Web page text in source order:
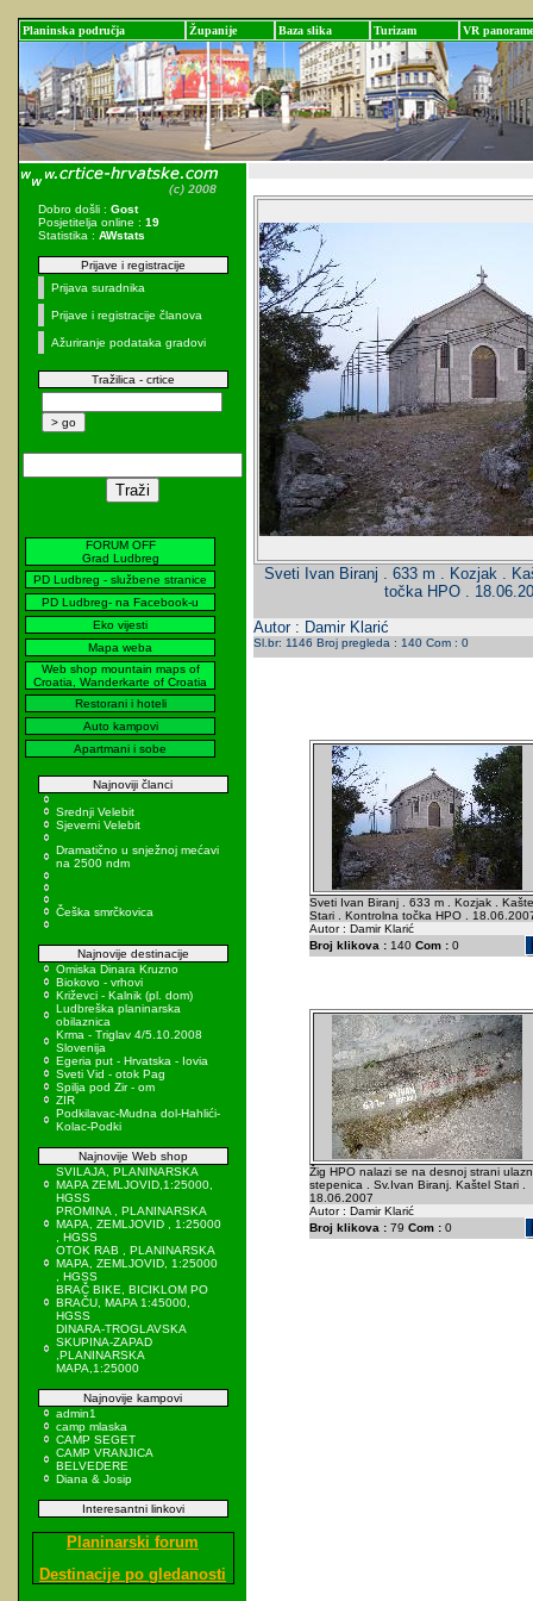
Planinska područja Županije Baza slika Turizam VR panorame
Dobro došli : Gost
Posjetitelja online : 19
Statistika : AWstats
Prijave i registracije
Prijava suradnika
Prijave i registracije članova
Ažuriranje podataka gradovi
Tražilica - crtice
FORUM OFF
Grad Ludbreg
PD Ludbreg - službene stranice
PD Ludbreg- na Facebook-u
Eko vijesti
Mapa weba
Web shop mountain maps of
Croatia, Wanderkarte of Croatia
Restorani i hoteli
Auto kampovi
Apartmani i sobe
Najnoviji članci
Srednji Velebit
Sjeverni Velebit
Dramatično u snježnoj mećavi
na 2500 ndm
Češka smrčkovica
Najnovije destinacije
Omiska Dinara Kruzno
Biokovo - vrhovi
Križevci - Kalnik (pl. dom)
Ludbreška planinarska
obilaznica
Krma - Triglav 4/5.10.2008
Slovenija
Egeria put - Hrvatska - Iovia
Sveti Vid - otok Pag
Spilja pod Zir - om
ZIR
Podkilavac-Mudna dol-Hahlići-
Kolac-Podki
Najnovije Web shop
SVILAJA, PLANINARSKA
MAPA ZEMLJOVID,1:25000,
HGSS
PROMINA , PLANINARSKA
MAPA, ZEMLJOVID , 1:25000
, HGSS
OTOK RAB , PLANINARSKA
MAPA, ZEMLJOVID, 1:25000
, HGSS
BRAČ BIKE, BICIKLOM PO
BRAČU, MAPA 1:45000,
HGSS
DINARA-TROGLAVSKA
SKUPINA-ZAPAD
,PLANINARSKA
MAPA,1:25000
Najnovije kampovi
admin1
camp mlaska
CAMP SEGET
CAMP VRANJICA
BELVEDERE
Diana & Josip
Interesantni linkovi
Planinarski forum
Destinacije po gledanosti
Sveti Ivan Biranj . 633 m . Kozjak .
točka HPO .
Autor : Damir Klarić
Sl.br: 1146 Broj pregleda : 140 Com : 0
Sveti Ivan Biranj . 633 m . Kozjak .
Stari . Kontrolna točka HPO .
Autor : Damir Klarić
Broj klikova :140 Com :0
Žig HPO nalazi se na desnoj strani
stepenica . Sv.Ivan Biranj. Kaštel Stari .
18.06.2007
Autor : Damir Klarić
Broj klikova :79 Com :0